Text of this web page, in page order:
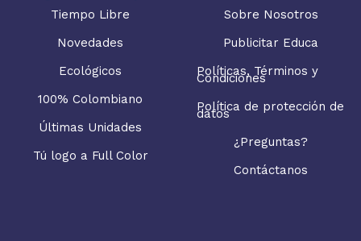
Tiempo Libre
Novedades
Ecológicos
100% Colombiano
Últimas Unidades
Tú logo a Full Color
Sobre Nosotros
Publicitar Educa
Políticas, Términos y
Condiciones
Política de protección de
datos
¿Preguntas?
Contáctanos